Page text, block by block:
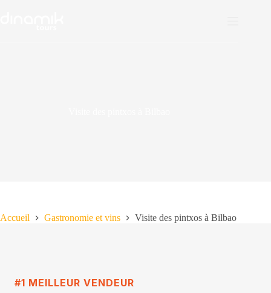
Accueil Gastronomie et vins Visite des pintxos à Bilbao
#1 MEILLEUR VENDEUR